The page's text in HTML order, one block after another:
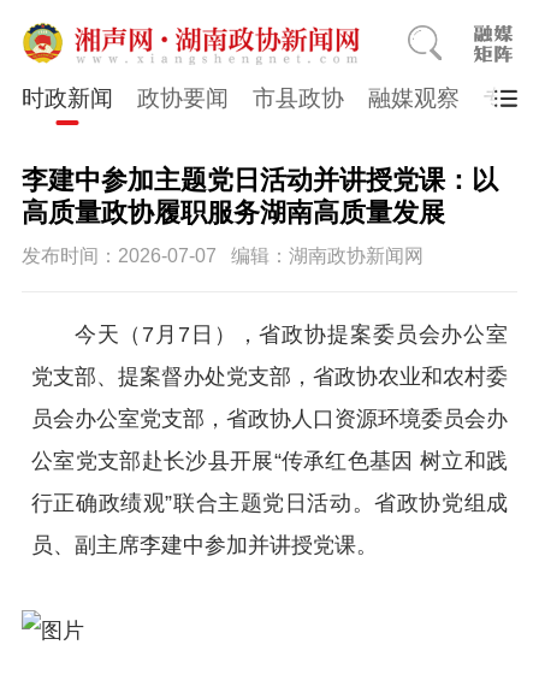
时政新闻 政协要闻 市县政协 融媒观察 专题
李建中参加主题党日活动并讲授党课：以
高质量政协履职服务湖南高质量发展
发布时间：2026-07-07 编辑：湖南政协新闻网
今天（7月7日），省政协提案委员会办公室
党支部、提案督办处党支部，省政协农业和农村委
员会办公室党支部，省政协人口资源环境委员会办
公室党支部赴长沙县开展“传承红色基因 树立和践
行正确政绩观”联合主题党日活动。省政协党组成
员、副主席李建中参加并讲授党课。